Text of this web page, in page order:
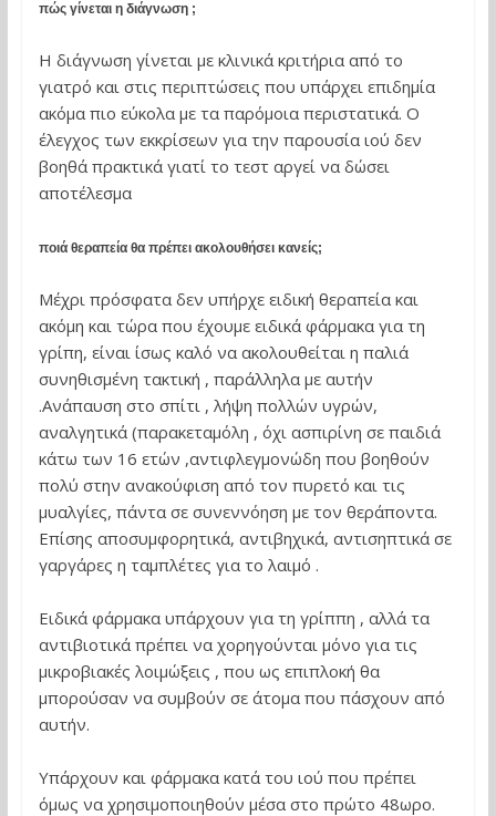
πώς γίνεται η διάγνωση ;
Η διάγνωση γίνεται με κλινικά κριτήρια από το
γιατρό και στις περιπτώσεις που υπάρχει επιδημία
ακόμα πιο εύκολα με τα παρόμοια περιστατικά. Ο
έλεγχος των εκκρίσεων για την παρουσία ιού δεν
βοηθά πρακτικά γιατί το τεστ αργεί να δώσει
αποτέλεσμα
ποιά θεραπεία θα πρέπει ακολουθήσει κανείς;
Μέχρι πρόσφατα δεν υπήρχε ειδική θεραπεία και
ακόμη και τώρα που έχουμε ειδικά φάρμακα για τη
γρίπη, είναι ίσως καλό να ακολουθείται η παλιά
συνηθισμένη τακτική , παράλληλα με αυτήν
.Ανάπαυση στο σπίτι , λήψη πολλών υγρών,
αναλγητικά (παρακεταμόλη , όχι ασπιρίνη σε παιδιά
κάτω των 16 ετών ,αντιφλεγμονώδη που βοηθούν
πολύ στην ανακούφιση από τον πυρετό και τις
μυαλγίες, πάντα σε συνεννόηση με τον θεράποντα.
Επίσης αποσυμφορητικά, αντιβηχικά, αντισηπτικά σε
γαργάρες η ταμπλέτες για το λαιμό .
Ειδικά φάρμακα υπάρχουν για τη γρίππη , αλλά τα
αντιβιοτικά πρέπει να χορηγούνται μόνο για τις
μικροβιακές λοιμώξεις , που ως επιπλοκή θα
μπορούσαν να συμβούν σε άτομα που πάσχουν από
αυτήν.
Υπάρχουν και φάρμακα κατά του ιού που πρέπει
όμως να χρησιμοποιηθούν μέσα στο πρώτο 48ωρο.